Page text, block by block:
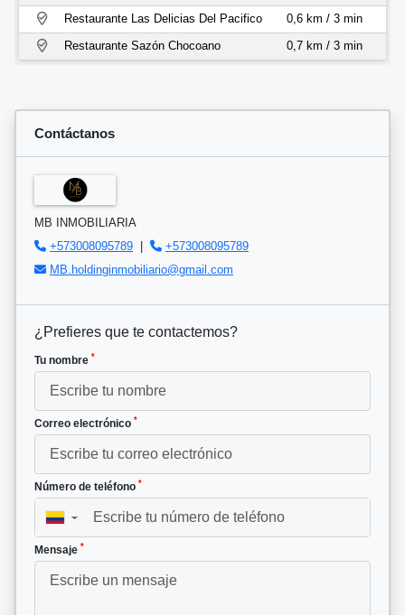
Restaurante Las Delicias Del Pacifico
0,6 km / 3 min
Restaurante Sazón Chocoano
0,7 km / 3 min
Contáctanos
MB INMOBILIARIA
+573008095789 |
+573008095789
MB.holdinginmobiliario@gmail.com
¿Prefieres que te contactemos?
Tu nombre *
Correo electrónico *
Número de teléfono *
▼
Mensaje *